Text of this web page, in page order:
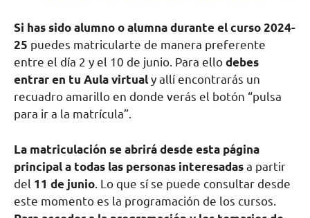
Si has sido alumno o alumna durante el curso 2024-
25 puedes matricularte de manera preferente
entre el día 2 y el 10 de junio. Para ello debes
entrar en tu Aula virtual y allí encontrarás un
recuadro amarillo en donde verás el botón “pulsa
para ir a la matrícula”.
La matriculación se abrirá desde esta página
principal a todas las personas interesadas a partir
del 11 de junio . Lo que sí se puede consultar desde
este momento es la programación de los cursos.